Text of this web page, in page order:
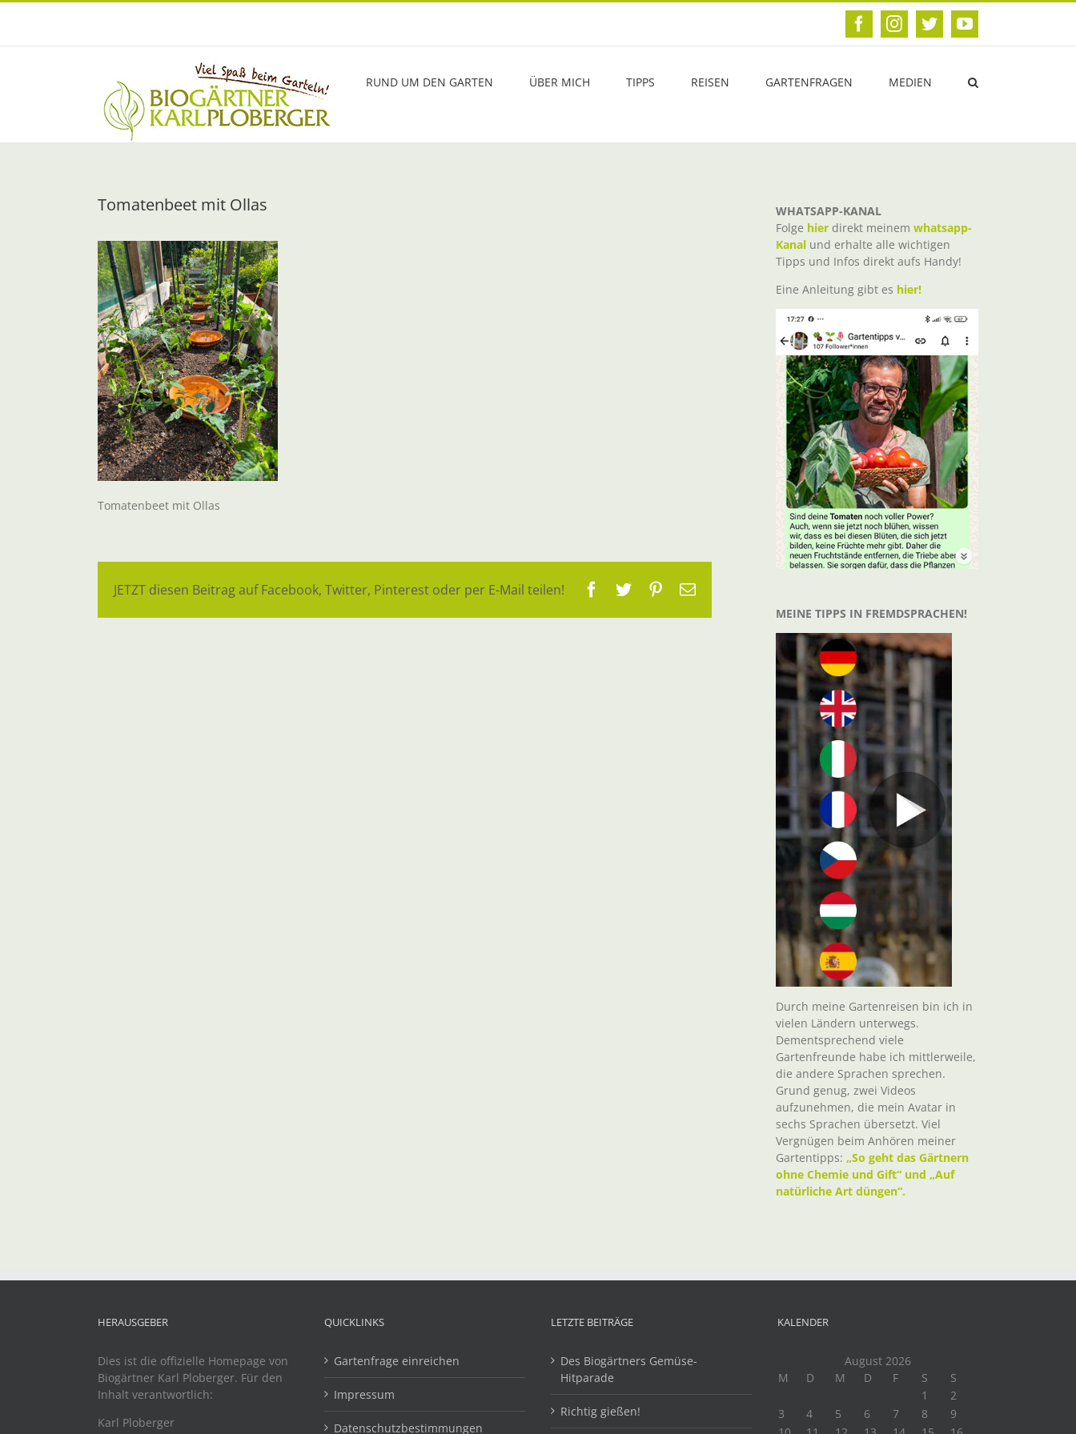
Zum
FacebookInstagram
TwitterYouTube
RUND UM DEN GARTEN ÜBER MICH TIPPS REISEN GARTENFRAGEN MEDIEN
Tomatenbeet mit Ollas
Tomatenbeet mit Ollas
JETZT diesen Beitrag auf Facebook, Twitter, Pinterest oder per E-Mail teilen! Facebook
TwitterPinterest
E-
WHATSAPP-KANAL
Folge hier direkt meinem whatsapp-
Kanal und erhalte alle wichtigen
Tipps und Infos direkt aufs Handy!
Eine Anleitung gibt es hier!
MEINE TIPPS IN FREMDSPRACHEN!
Durch meine Gartenreisen bin ich in
vielen Ländern unterwegs.
Dementsprechend viele
Gartenfreunde habe ich mittlerweile,
die andere Sprachen sprechen.
Grund genug, zwei Videos
aufzunehmen, die mein Avatar in
sechs Sprachen übersetzt. Viel
Vergnügen beim Anhören meiner
Gartentipps: „So geht das Gärtnern
ohne Chemie und Gift“ und „Auf
natürliche Art düngen“.
HERAUSGEBER
Dies ist die offizielle Homepage von
Biogärtner Karl Ploberger. Für den
Inhalt verantwortlich:
Karl Ploberger
QUICKLINKS
Gartenfrage einreichen
Impressum
Datenschutzbestimmungen
LETZTE BEITRÄGE
Des Biogärtners Gemüse-
Hitparade
Richtig gießen!
KALENDER
August 2026
M
D M D F S
S
1
2
3
4 5 6 7 8
9